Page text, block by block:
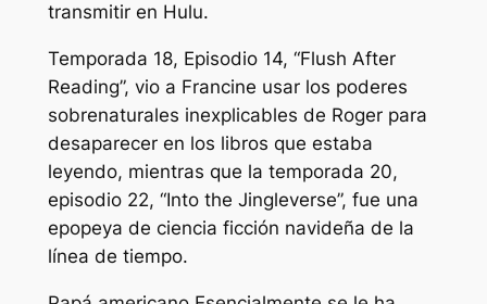
transmitir en Hulu.
Temporada 18, Episodio 14, “Flush After
Reading”, vio a Francine usar los poderes
sobrenaturales inexplicables de Roger para
desaparecer en los libros que estaba
leyendo, mientras que la temporada 20,
episodio 22, “Into the Jingleverse”, fue una
epopeya de ciencia ficción navideña de la
línea de tiempo.